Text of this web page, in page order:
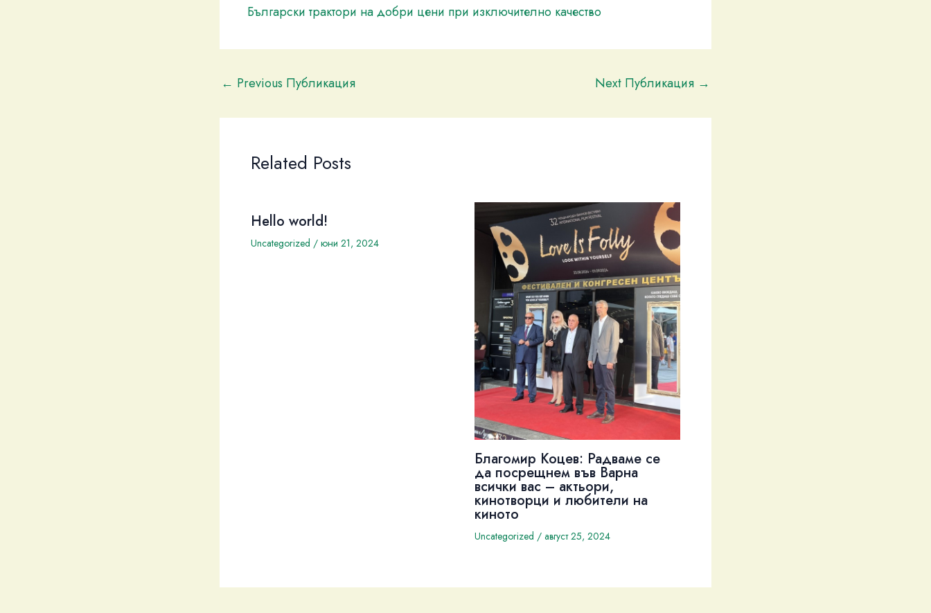
Български трактори на добри цени при изключително качество
← Previous Публикация Next Публикация →
Related Posts
Hello world!
Uncategorized / юни 21, 2024
Благомир Коцев: Радваме се
да посрещнем във Варна
всички вас – актьори,
кинотворци и любители на
киното
Uncategorized / август 25, 2024